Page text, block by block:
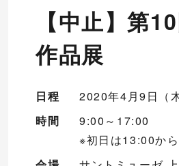
【中止】第
作品展
日程 2020年4月9日（
時間
9:00～17:00
※初日は13:00か